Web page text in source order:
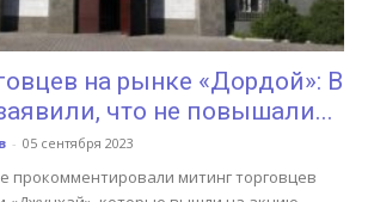
на рынке «Дордой»: В
что не повышали...
- 05 сентября 2023
прокомментировали митинг торговцев